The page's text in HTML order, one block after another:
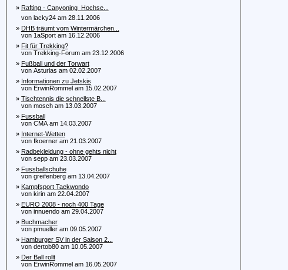
» Rafting - Canyoning  Hochse...
von lacky24 am 28.11.2006
» DHB träumt vom Wintermärchen...
von 1aSport am 16.12.2006
» Fit für Trekking?
von Trekking-Forum am 23.12.2006
» Fußball und der Torwart
von Asturias am 02.02.2007
» Informationen zu Jetskis
von ErwinRommel am 15.02.2007
» Tischtennis die schnellste B...
von mosch am 13.03.2007
» Fussball
von CMA am 14.03.2007
» Internet-Wetten
von fkoerner am 21.03.2007
» Radbekleidung - ohne gehts nicht
von sepp am 23.03.2007
» Fussballschuhe
von greifenberg am 13.04.2007
» Kampfsport Taekwondo
von kirin am 22.04.2007
» EURO 2008 - noch 400 Tage
von innuendo am 29.04.2007
» Buchmacher
von pmueller am 09.05.2007
» Hamburger SV in der Saison 2...
von dertob80 am 10.05.2007
» Der Ball rollt
von ErwinRommel am 16.05.2007